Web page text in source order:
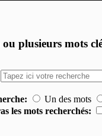
ou plusieurs mots
Un des mots
les mots recherchés: